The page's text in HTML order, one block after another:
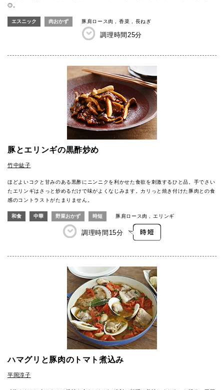
◎。
エスニック 肉おかず 豚肩ロース肉 香菜 長ねぎ
調理時間 25分
豚とエリンギの黒酢炒め
竹中紘子
ほどよいコクと甘みのある黒酢にニンニクを利かせた食欲を刺激するひと品。手でさい
たエリンギはさっと炒めるだけで味がよくなじみます。カリっと焼き付けた豚肉との食
感のコントラストがたまりません。
和食 中華 野菜おかず 時短 豚肩ロース肉 エリンギ
調理時間 15分
ハマグリと豚肉のトマト煮込み
平岡淳子